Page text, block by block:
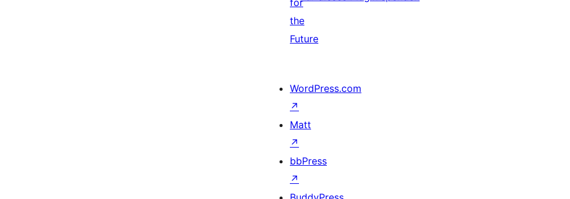
for
the
Future
WordPress.com
↗
Matt
↗
bbPress
↗